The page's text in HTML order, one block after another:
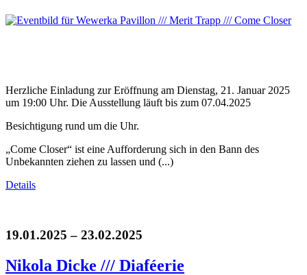
Herzliche Einladung zur Eröffnung am Dienstag, 21. Januar 2025
um 19:00 Uhr. Die Ausstellung läuft bis zum 07.04.2025
Besichtigung rund um die Uhr.
„Come Closer“ ist eine Aufforderung sich in den Bann des
Unbekannten ziehen zu lassen und (...)
Details
19.01.2025 – 23.02.2025
Nikola Dicke /// Diaféerie